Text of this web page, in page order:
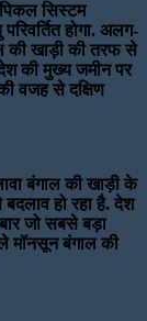
सिस्टम
होगा. अलग-
की खाड़ी की तरफ से
की मुख्य जमीन पर
वजह से दक्षिण
बंगाल की खाड़ी के
हो रहा है. देश
जो सबसे बड़ा
मॉनसून बंगाल की